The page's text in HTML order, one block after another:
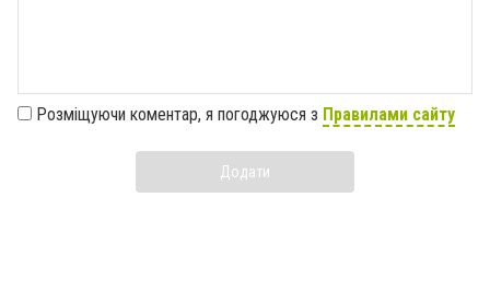
Розміщуючи коментар, я погоджуюся з Правилами сайту
Додати